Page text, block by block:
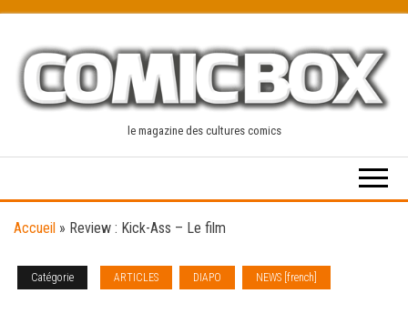
content
le magazine des cultures comics
Accueil » Review : Kick-Ass – Le film
Catégorie ARTICLES DIAPO NEWS [french]